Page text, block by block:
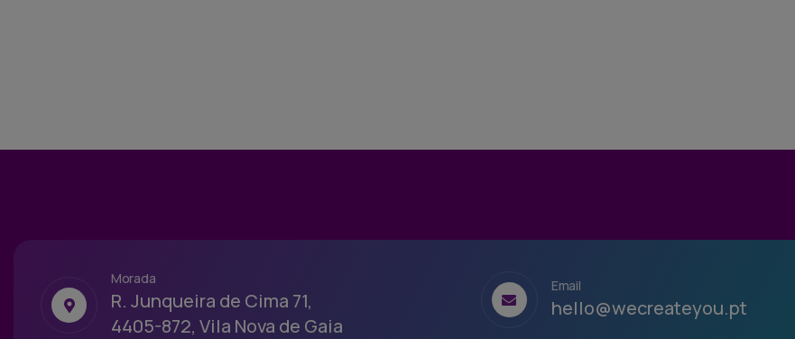
Morada
R. Junqueira de Cima 71,
4405-872, Vila Nova de Gaia
Email
hello@wecreateyou.pt